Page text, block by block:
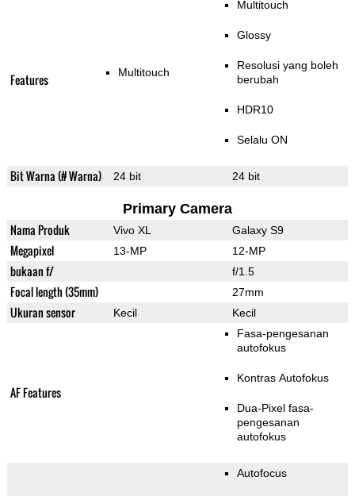
Features Multitouch
Multitouch
Glossy
Resolusi yang boleh
berubah
HDR10
Selalu ON
Bit Warna (# Warna) 24 bit 24 bit
Primary Camera
Nama Produk Vivo XL Galaxy S9
Megapixel 13-MP 12-MP
bukaan f/ f/1.5
Focal length (35mm) 27mm
Ukuran sensor Kecil Kecil
AF Features
Fasa-pengesanan
autofokus
Kontras Autofokus
Dua-Pixel fasa-
pengesanan
autofokus
Autofocus